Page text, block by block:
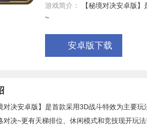
游戏简介：
【秘境对决安卓版
~
安卓版下载
对决安卓版】是首款采用3D战斗特效为主要玩
对决~更有天梯排位、休闲模式和竞技现开玩